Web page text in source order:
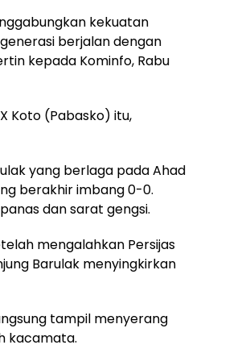
kekuatan
berjalan dengan
kepada Kominfo, Rabu
Koto (Pabasko) itu,
yang berlaga pada Ahad
berakhir imbang 0-0.
dan sarat gengsi.
mengalahkan Persijas
Barulak menyingkirkan
tampil menyerang
kacamata.